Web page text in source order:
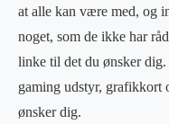
at alle kan være med, og
noget, som de ikke har
linke til det du ønsker
gaming udstyr, grafikkort
ønsker dig.